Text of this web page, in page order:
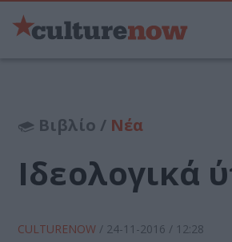
Βιβλίο / Νέα
Ιδεολογικά
CULTURENOW / 24-11-2016 / 12:28